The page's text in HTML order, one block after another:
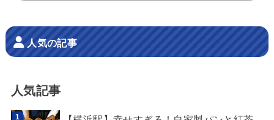
人気の記事
人気記事